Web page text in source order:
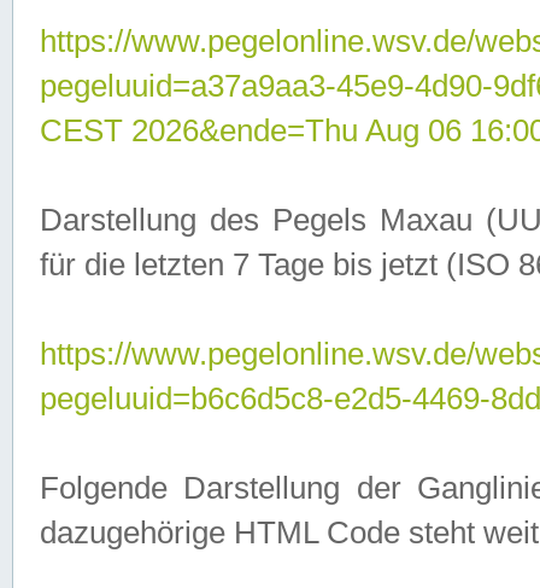
https://www.pegelonline.wsv.de/
pegeluuid=a37a9aa3-45e9-4d90-
CEST 2026&ende=Thu Aug 06
Darstellung des Pegels Maxau
für die letzten 7 Tage bis jetzt (ISO
https://www.pegelonline.wsv.de/
pegeluuid=b6c6d5c8-e2d5-4469-
Folgende Darstellung der
dazugehörige HTML Code steht